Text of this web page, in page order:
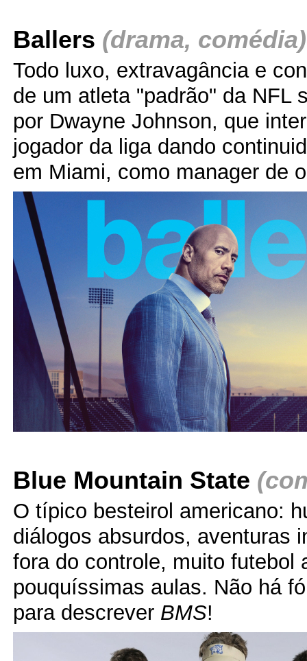
Ballers (drama, comédia)
Todo luxo, extravagância e
de um atleta "padrão" da NFL
por Dwayne Johnson, que
jogador da liga dando
em Miami, como manager de
Blue Mountain State
O típico besteirol americano:
diálogos absurdos, aventuras
fora do controle, muito futebol
pouquíssimas aulas. Não há
para descrever BMS!